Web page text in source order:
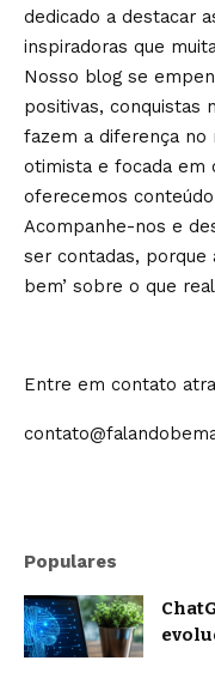
dedicado a destacar
inspiradoras que
Nosso blog se
positivas, conquistas
fazem a diferença no
otimista e focada em
oferecemos
Acompanhe-nos e
ser contadas, porque
bem’ sobre o que
Entre em contato
Populares
nos